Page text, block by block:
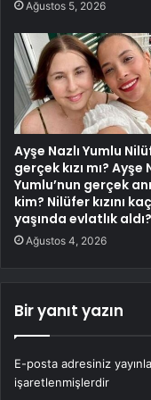
Ağustos 5, 2026
Ayşe Nazlı Yumlu
gerçek kızı mı? Ayşe
Yumlu’nun gerçek
kim? Nilüfer kızını kaç
yaşında evlatlık aldı?
Ağustos 4, 2026
Bir yanıt yazın
E-posta adresiniz
işaretlenmişlerdir